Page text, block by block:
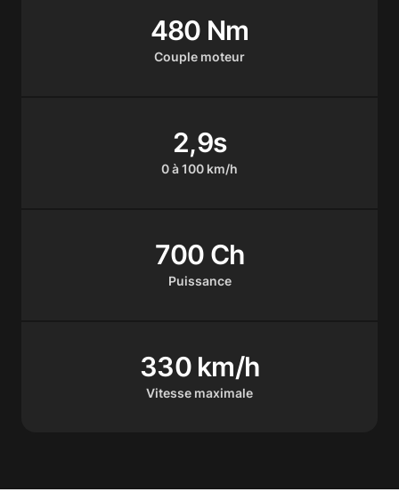
Couple moteur
480 Nm
0 à 100 km/h
2,9s
Puissance
700 Ch
Vitesse maximale
330 km/h